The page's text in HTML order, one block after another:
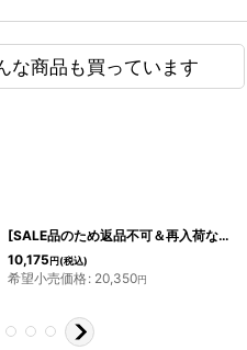
な商品も買っています
[SALE品のため返品不可＆再入荷なしの現品限り][ERUKEI][山崎みどり着用][姉ageha]Aライン・総レース・ミモレ丈・長袖・ミディアムドレス・ワンピース[送料無料]
10,175円(税込)
希望小売価格: 20,350円